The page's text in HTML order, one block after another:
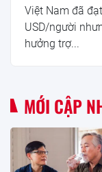
Việt Nam đã
USD/người
hưởng trợ...
MỚI CẬP